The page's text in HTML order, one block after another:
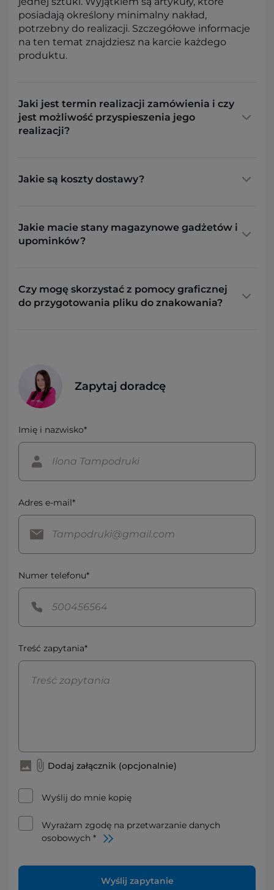
posiadają określony minimalny nakład,
potrzebny do realizacji. Szczegółowe informacje
na ten temat znajdziesz na karcie każdego
produktu.
Jaki jest termin realizacji zamówienia i czy
jest możliwość przyspieszenia jego
realizacji?
Jakie są koszty dostawy?
Jakie macie stany magazynowe gadżetów i
upominków?
Czy mogę skorzystać z pomocy graficznej
do przygotowania pliku do znakowania?
Zapytaj doradcę
Imię i nazwisko*
Adres e-mail*
Numer telefonu*
Treść zapytania*
Dodaj załącznik (opcjonalnie)
Wyślij do mnie kopię
Wyrażam zgodę na przetwarzanie danych
osobowych *
Wyślij zapytanie